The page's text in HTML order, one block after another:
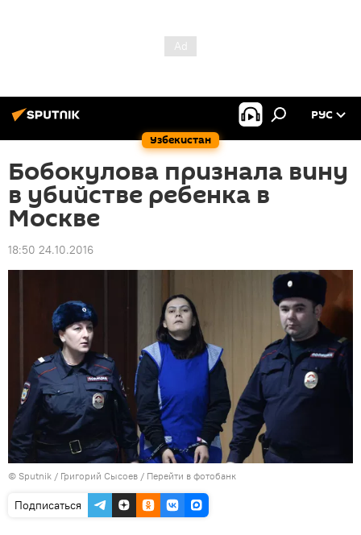
Узбекистан
РУС
Бобокулова признала вину
в убийстве ребенка в
Москве
18:50 24.10.2016
© Sputnik / Григорий Сысоев / Перейти в фотобанк
Подписаться